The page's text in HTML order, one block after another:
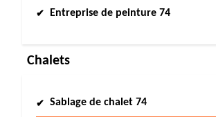
Entreprise de peinture 74
Chalets
Sablage de chalet 74